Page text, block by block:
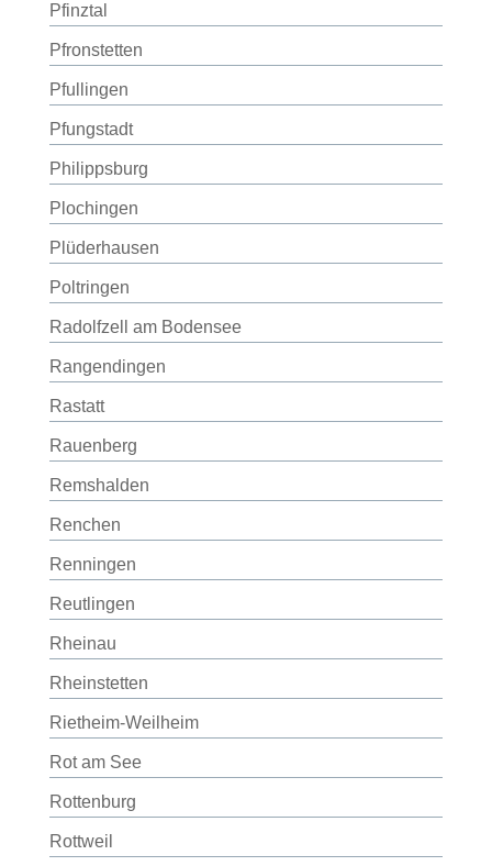
Pfinztal
Pfronstetten
Pfullingen
Pfungstadt
Philippsburg
Plochingen
Plüderhausen
Poltringen
Radolfzell am Bodensee
Rangendingen
Rastatt
Rauenberg
Remshalden
Renchen
Renningen
Reutlingen
Rheinau
Rheinstetten
Rietheim-Weilheim
Rot am See
Rottenburg
Rottweil